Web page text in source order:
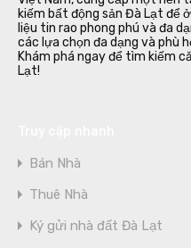
kiếm bất động sản Đà Lạt để
liệu tin rao phong phú và đa
các lựa chọn đa dạng và phù
Khám phá ngay để tìm kiếm
Lạt!
Bán Nhà
Thuê Nhà
Ký gửi nhà đất Đà Lạt